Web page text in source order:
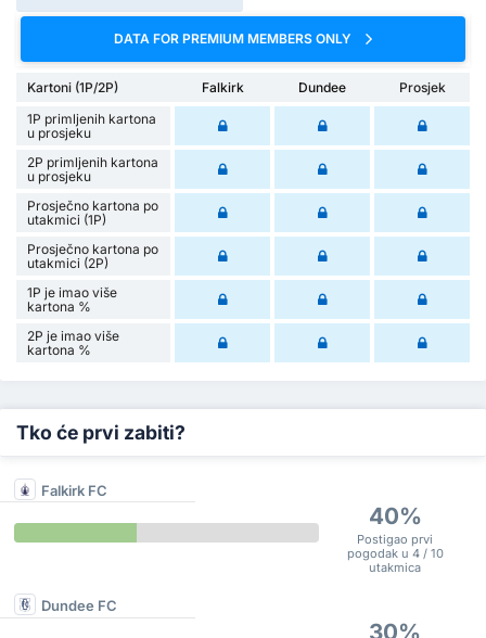
DATA FOR PREMIUM MEMBERS ONLY
Kartoni (1P/2P) Falkirk Dundee
Prosjek
1P primljenih kartona
u prosjeku
2P primljenih kartona
u prosjeku
Prosječno kartona po
utakmici (1P)
Prosječno kartona po
utakmici (2P)
1P je imao više
kartona %
2P je imao više
kartona %
Tko će prvi zabiti?
Falkirk FC
40%
Postigao prvi
pogodak u 4 / 10
utakmica
Dundee FC
30%